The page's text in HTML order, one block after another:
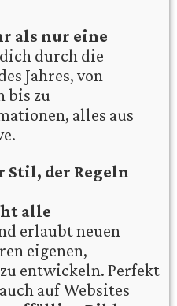
als nur eine
durch die
Jahres, von
bis zu
alles aus
Stil, der Regeln
alle
erlaubt neuen
eigenen,
entwickeln. Perfekt
auf Websites